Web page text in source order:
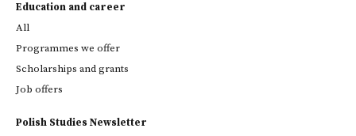
Education and career
All
Programmes we offer
Scholarships and grants
Job offers
Polish Studies Newsletter